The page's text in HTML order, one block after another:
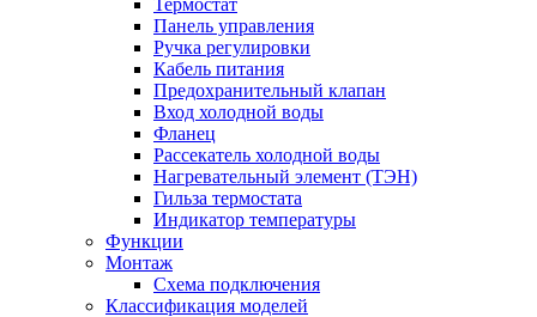
Панель управления
Ручка регулировки
Кабель питания
Предохранительный клапан
Вход холодной воды
Фланец
Рассекатель холодной воды
Нагревательный элемент (ТЭН)
Гильза термостата
Индикатор температуры
Функции
Монтаж
Схема подключения
Классификация моделей